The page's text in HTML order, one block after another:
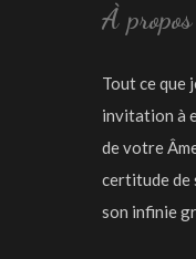
À propos
Tout ce que
invitation à
de votre
certitude de
son infinie